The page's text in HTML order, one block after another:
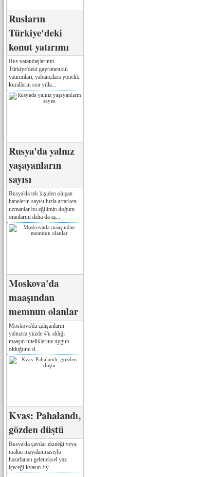
Rusların
Türkiye'deki
konut yatırımı
Rus vatandaşlarının
Türkiye'deki gayrimenkul
yatırımları, yabancılara yönelik
kuralların son yılla...
Rusya'da yalnız
yaşayanların
sayısı
Rusya'da tek kişiden oluşan
hanelerin sayısı hızla artarken
uzmanlar bu eğilimin doğum
oranlarını daha da aş...
Moskova'da
maaşından
memnun olanlar
Moskova'da çalışanların
yalnızca yüzde 4'ü aldığı
maaşın niteliklerine uygun
olduğunu d...
Kvas: Pahalandı,
gözden düştü
Rusya'da çavdar ekmeği veya
maltın mayalanmasıyla
hazırlanan geleneksel yaz
içeceği kvasın fiy...